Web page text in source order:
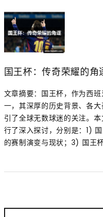
国王杯：传奇荣耀的角
文章摘要：国王杯，作为西
一，其深厚的历史背景、各
引了全球无数球迷的关注。
行了深入探讨，分别是：1)
的赛制演变与现状；3) 国王